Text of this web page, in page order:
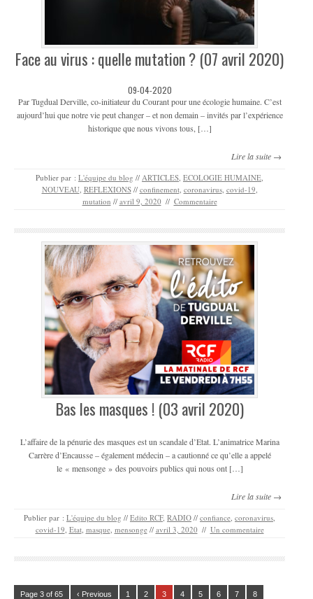
Face au virus : quelle mutation ? (07 avril 2020)
09-04-2020
Par Tugdual Derville, co-initiateur du Courant pour une écologie humaine. C’est
aujourd’hui que notre vie peut changer – et non demain – invités par l’expérience
historique que nous vivons tous, […]
Lire la suite →
Publier par : L'équipe du blog // ARTICLES ECOLOGIE HUMAINE
NOUVEAU, REFLEXIONS // confinement, coronavirus, covid-19
mutation // avril 9, 2020 // Commentaire
Bas les masques ! (03 avril 2020)
L’affaire de la pénurie des masques est un scandale d’Etat. L’animatrice Marina
Carrère d’Encausse – également médecin – a cautionné ce qu’elle a appelé
le « mensonge » des pouvoirs publics qui nous ont […]
Lire la suite →
Publier par : L'équipe du blog // Edito RCF, RADIO // confiance coronavirus
covid-19 Etat, masque, mensonge // avril 3, 2020 // Un commentaire
Page 3 of 65 ‹ Previous 1 2 3 4 5 6 7 8